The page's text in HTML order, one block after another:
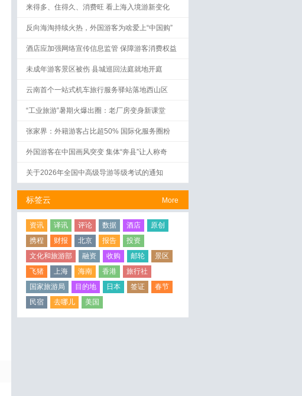
来得多、住得久、消费旺 看上海入境游新变化
反向海淘持续火热，外国游客为啥爱上“中国购”
酒店应加强网络宣传信息监管 保障游客消费权益
未成年游客景区被伤 县城巡回法庭就地开庭
云南首个一站式机车旅行服务驿站落地西山区
“工业旅游”暑期火爆出圈：老厂房变身新课堂
张家界：外籍游客占比超50% 国际化服务圈粉
外国游客在中国画风突变 集体“奔县”让人称奇
关于2026年全国中高级导游等级考试的通知
More
标签云
资讯 译讯 评论 数据 酒店
原创
携程
财报 北京 报告
投资
文化和旅游部
融资 收购 邮轮
景区
飞猪
上海 海南 香港
旅行社
国家旅游局
目的地 日本 签证
春节
民宿
去哪儿 美国